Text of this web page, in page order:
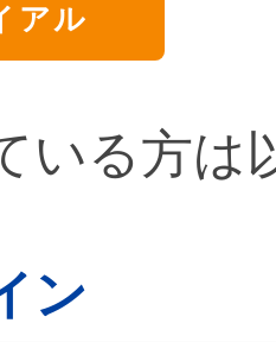
アル
いる方は
ン